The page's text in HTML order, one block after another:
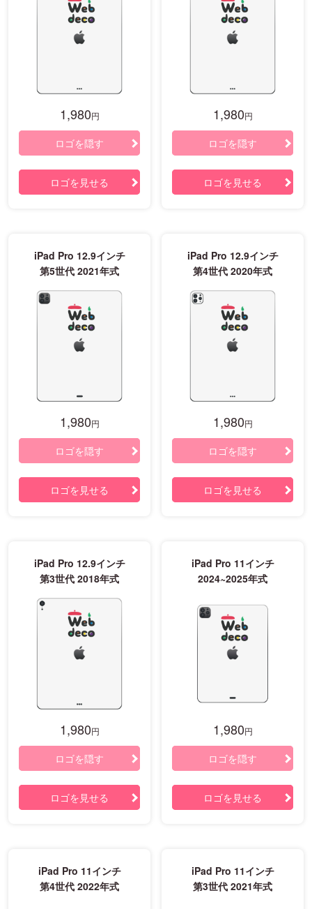
1,980円
ロゴを隠す
ロゴを見せる
1,980円
ロゴを隠す
ロゴを見せる
iPad Pro 12.9インチ
第5世代 2021年式
1,980円
ロゴを隠す
ロゴを見せる
iPad Pro 12.9インチ
第4世代 2020年式
1,980円
ロゴを隠す
ロゴを見せる
iPad Pro 12.9インチ
第3世代 2018年式
1,980円
ロゴを隠す
ロゴを見せる
iPad Pro 11インチ
2024~2025年式
1,980円
ロゴを隠す
ロゴを見せる
iPad Pro 11インチ
第4世代 2022年式
iPad Pro 11インチ
第3世代 2021年式